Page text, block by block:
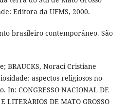
Editora da UFMS, 2000.
brasileiro contemporâneo. São
BRAUCKS, Noraci Cristiane
aspectos religiosos no
In: CONGRESSO NACIONAL DE
LITERÁRIOS DE MATO GROSSO